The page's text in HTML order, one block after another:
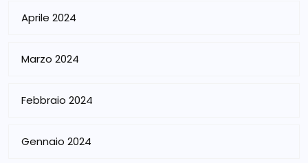
Aprile 2024
Marzo 2024
Febbraio 2024
Gennaio 2024